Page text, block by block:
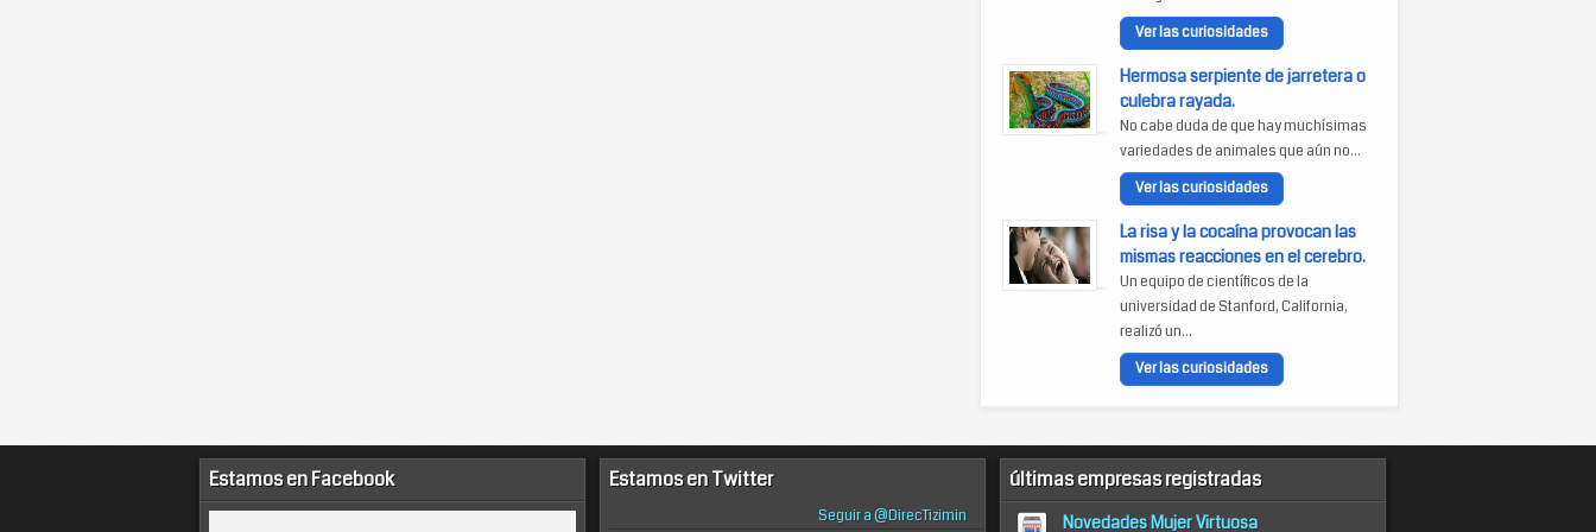
Ver las curiosidades
Hermosa serpiente de jarretera o
culebra rayada.
No cabe duda de que hay muchísimas
variedades de animales que aún no...
Ver las curiosidades
La risa y la cocaína provocan las
mismas reacciones en el cerebro.
Un equipo de científicos de la
universidad de Stanford, California,
realizó un...
Ver las curiosidades
Estamos en Facebook Estamos en Twitter
Seguir a @DirecTizimin
últimas empresas registradas
Novedades Mujer Virtuosa